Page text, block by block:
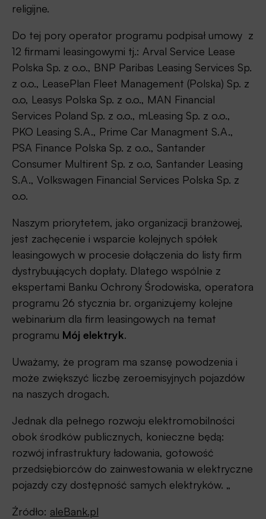
religijne.
Do tej pory operator programu podpisał umowy z
12 firmami leasingowymi tj.: Arval Service Lease
Polska Sp. z o.o., BNP Paribas Leasing Services Sp.
z o.o., LeasePlan Fleet Management (Polska) Sp. z
o.o, Leasys Polska Sp. z o.o., MAN Financial
Services Poland Sp. z o.o., mLeasing Sp. z o.o.,
PKO Leasing S.A., Prime Car Managment S.A.,
PSA Finance Polska Sp. z o.o., Santander
Consumer Multirent Sp. z o.o, Santander Leasing
S.A., Volkswagen Financial Services Polska Sp. z
o.o.
Naszym priorytetem, jako organizacji branżowej,
jest zachęcenie i wsparcie kolejnych spółek
leasingowych w procesie dołączenia do listy firm
dystrybuujących dopłaty. Dlatego wspólnie z
ekspertami Banku Ochrony Środowiska, operatora
programu 26 stycznia br. organizujemy kolejne
webinarium dla firm leasingowych na temat
programu Mój elektryk.
Uważamy, że program ma szansę powodzenia i
może zwiększyć liczbę zeroemisyjnych pojazdów
na naszych drogach.
Jednak dla pełnego rozwoju elektromobilności
obok środków publicznych, konieczne będą:
rozwój infrastruktury ładowania, gotowość
przedsiębiorców do zainwestowania w elektryczne
pojazdy czy dostępność samych elektryków. „
Źródło: aleBank.pl